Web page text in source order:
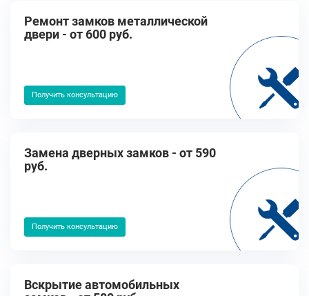
Ремонт замков металлической
двери - от 600 руб.
Получить консультацию
Замена дверных замков - от 590
руб.
Получить консультацию
Вскрытие автомобильных